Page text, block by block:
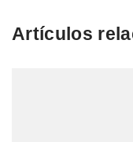
Artículos